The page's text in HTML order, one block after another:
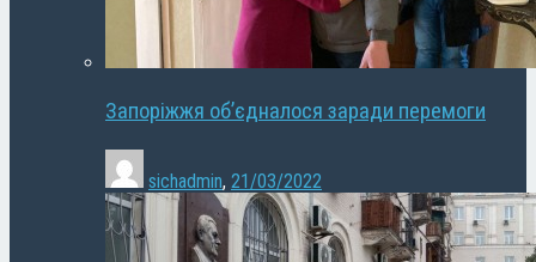
Запоріжжя об’єдналося заради перемоги
sichadmin, 21/03/2022